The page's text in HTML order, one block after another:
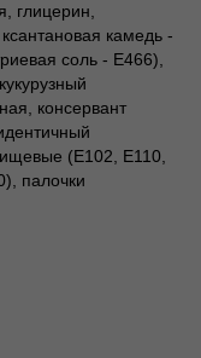
глицерин,
камедь -
соль - Е466),
консервант
(Е102, Е110,
палочки